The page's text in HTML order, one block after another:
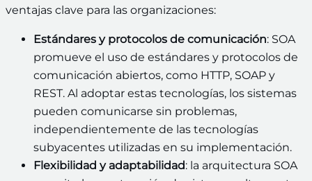
ventajas clave para las organizaciones:
Estándares y protocolos de comunicación: SOA
promueve el uso de estándares y protocolos de
comunicación abiertos, como HTTP, SOAP y
REST. Al adoptar estas tecnologías, los sistemas
pueden comunicarse sin problemas,
independientemente de las tecnologías
subyacentes utilizadas en su implementación.
Flexibilidad y adaptabilidad: la arquitectura SOA